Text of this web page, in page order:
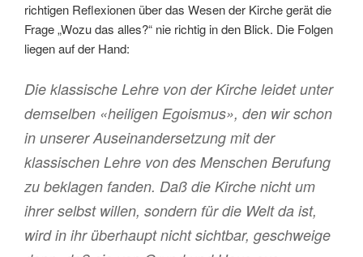
richtigen Reflexionen über das Wesen der Kirche gerät die
Frage „Wozu das alles?“ nie richtig in den Blick. Die Folgen
liegen auf der Hand:
Die klassische Lehre von der Kirche leidet unter
demselben «heiligen Egoismus», den wir schon
in unserer Auseinandersetzung mit der
klassischen Lehre von des Menschen Berufung
zu beklagen fanden. Daß die Kirche nicht um
ihrer selbst willen, sondern für die Welt da ist,
wird in ihr überhaupt nicht sichtbar, geschweige